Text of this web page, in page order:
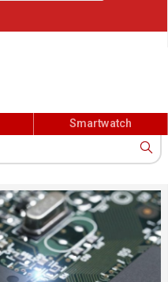
Smartwatch